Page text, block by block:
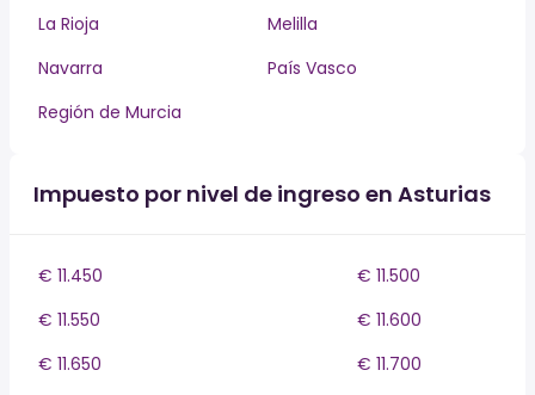
La Rioja
Melilla
Navarra
País Vasco
Región de Murcia
Impuesto por nivel de ingreso en Asturias
€ 11.450
€ 11.500
€ 11.550
€ 11.600
€ 11.650
€ 11.700